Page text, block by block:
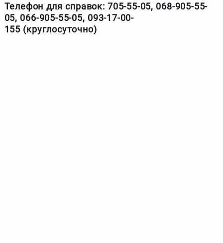
Телефон для справок: 705-55-05, 068-905-55-
05, 066-905-55-05, 093-17-00-
155 (круглосуточно)